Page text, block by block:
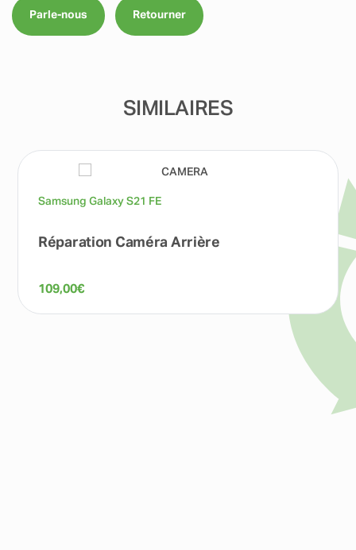
Parle-nous Retourner
SIMILAIRES
Samsung Galaxy S21 FE
Réparation Caméra Arrière
109,00€